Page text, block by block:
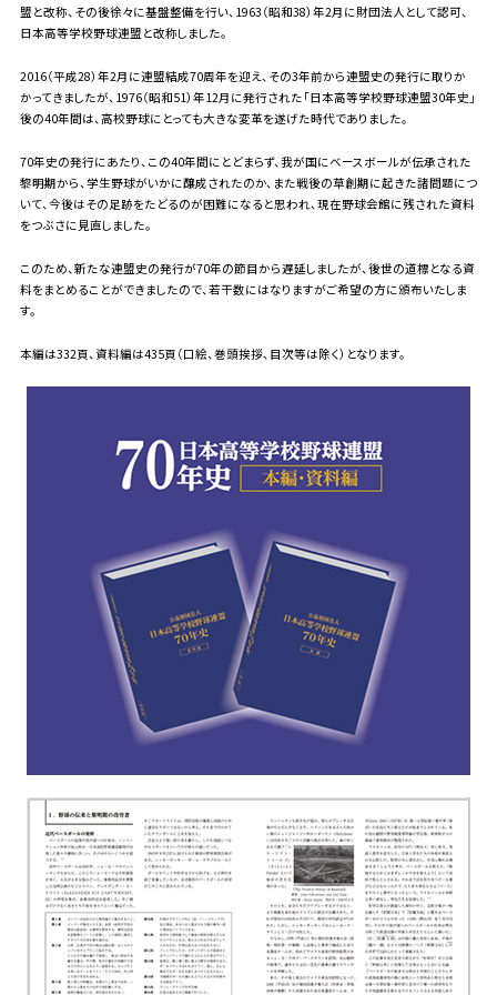
盟と改称、その後徐々に基盤整備を行い、1963（昭和38）年2月に財団法人として認可、
日本高等学校野球連盟と改称しました。
2016（平成28）年2月に連盟結成70周年を迎え、その3年前から連盟史の発行に取りか
かってきましたが、1976（昭和51）年12月に発行された「日本高等学校野球連盟30年史」
後の40年間は、高校野球にとっても大きな変革を遂げた時代でありました。
70年史の発行にあたり、この40年間にとどまらず、我が国にベースボールが伝承された
黎明期から、学生野球がいかに醸成されたのか、また戦後の草創期に起きた諸問題につ
いて、今後はその足跡をたどるのが困難になると思われ、現在野球会館に残された資料
をつぶさに見直しました。
このため、新たな連盟史の発行が70年の節目から遅延しましたが、後世の道標となる資
料をまとめることができましたので、若干数にはなりますがご希望の方に頒布いたしま
す。
本編は332頁、資料編は435頁（口絵、巻頭挨拶、目次等は除く）となります。